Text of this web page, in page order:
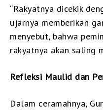
“Rakyatnya dicekik
ujarnya memberikan
menyebut, bahwa
rakyatnya akan saling
Refleksi Maulid dan
Dalam ceramahnya,